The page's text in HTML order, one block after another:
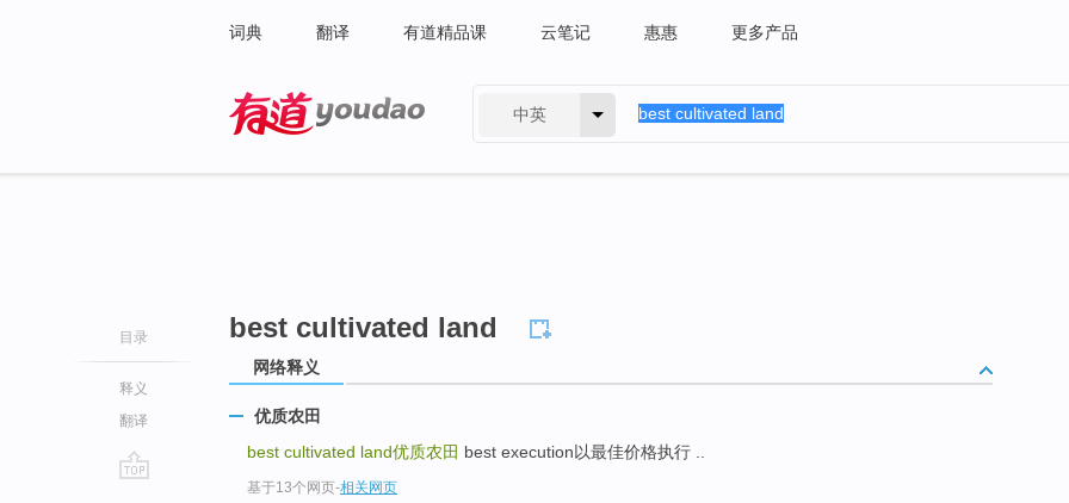
词典 翻译 有道精品课 云笔记 惠惠 更多产品
中英
目录
释义
翻译
best cultivated land
网络释义
优质农田
best cultivated land优质农田 best execution以最佳价格执行 ..
基于13个网页-相关网页